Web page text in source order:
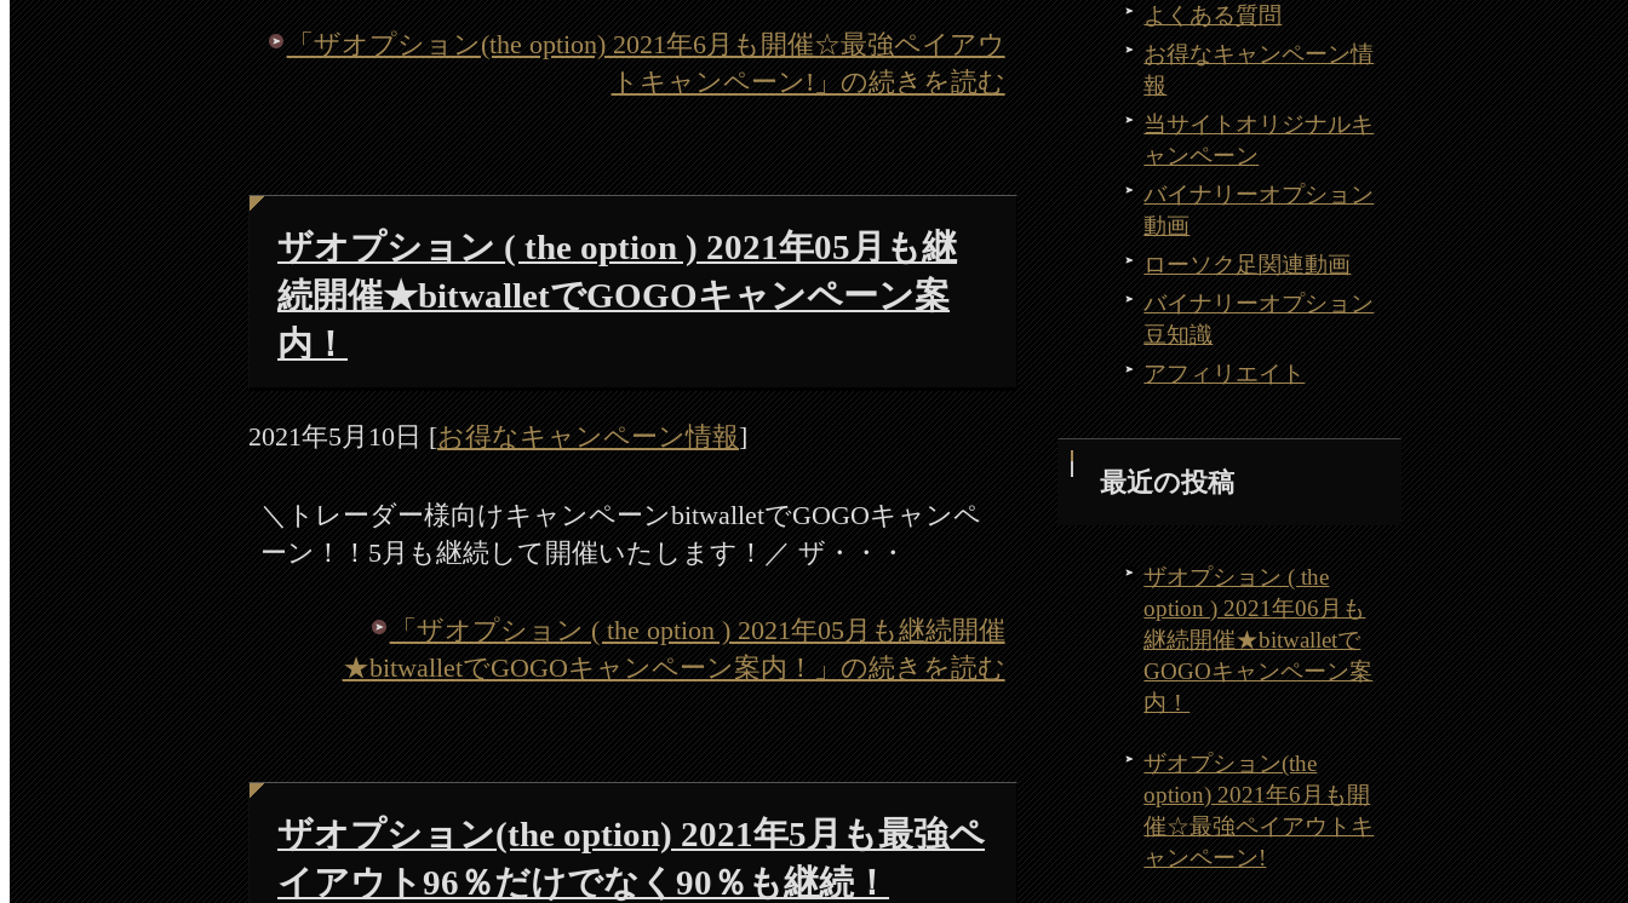
「ザオプション(the option) 2021年6月も開催☆最強ペイアウ
トキャンペーン!」の続きを読む
ザオプション ( the option ) 2021年05月も継
続開催★bitwalletでGOGOキャンペーン案
内！
2021年5月10日[お得なキャンペーン情報]
＼トレーダー様向けキャンペーンbitwalletでGOGOキャンペ
ーン！！5月も継続して開催いたします！／ ザ・・・
「ザオプション ( the option ) 2021年05月も継続開催
★bitwalletでGOGOキャンペーン案内！」の続きを読む
ザオプション(the option) 2021年5月も最強ペ
イアウト96％だけでなく90％も継続！
よくある質問
お得なキャンペーン情
報
当サイトオリジナルキ
ャンペーン
バイナリーオプション
動画
ローソク足関連動画
バイナリーオプション
豆知識
アフィリエイト
最近の投稿
ザオプション ( the
option ) 2021年06月も
継続開催★bitwalletで
GOGOキャンペーン案
内！
ザオプション(the
option) 2021年6月も開
催☆最強ペイアウトキ
ャンペーン!